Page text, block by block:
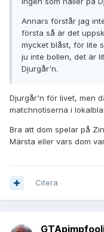
Annars förstår jag
första så är det
mycket blåst, för lite
ju inte bollen, det är
Djurgår'n.
Djurgår'n för livet, men
matchnotiserna i
Bra att dom spelar på
Märsta eller vars dom
Citera